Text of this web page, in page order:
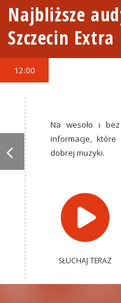
Najbliższe
Szczecin Extra
12:00
Na wesoło i
informacje,
dobrej muzyki.
SŁUCHAJ TERAZ